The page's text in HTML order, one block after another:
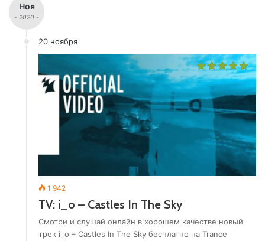
Ноя
- 2020 -
20 ноября
1 942
TV: i_o – Castles In The Sky
Смотри и слушай онлайн в хорошем качестве новый
трек i_o – Castles In The Sky бесплатно на Trance